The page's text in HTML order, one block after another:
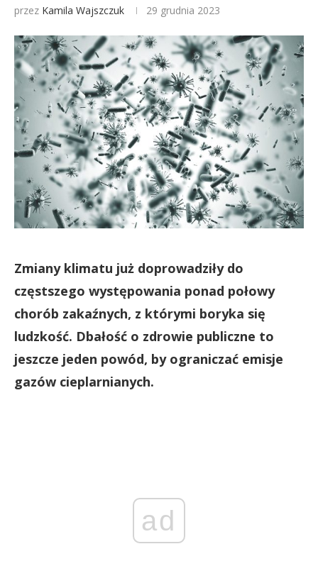
przez Kamila Wajszczuk 29 grudnia 2023
Zmiany klimatu już doprowadziły do
częstszego występowania ponad połowy
chorób zakaźnych, z którymi boryka się
ludzkość. Dbałość o zdrowie publiczne to
jeszcze jeden powód, by ograniczać emisje
gazów cieplarnianych.
ad